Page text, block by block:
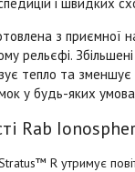
з приємної
рельєфі.
тепло та
у будь-яких
Rab
Stratus™ R утримує